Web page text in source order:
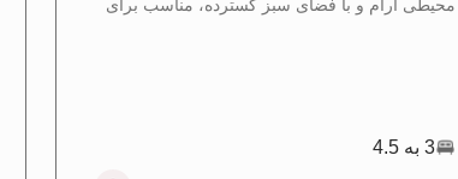
محیطی آرام و با فضای سبز گسترده، مناسب برای
3 به 4.5